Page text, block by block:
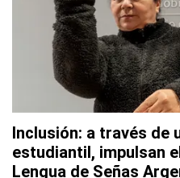
Inclusión: a través de
estudiantil, impulsan
Lengua de Señas